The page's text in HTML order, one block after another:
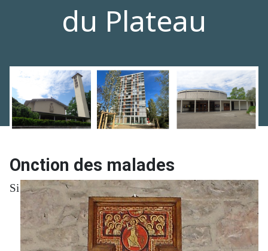
du Plateau
Onction des malades
Si